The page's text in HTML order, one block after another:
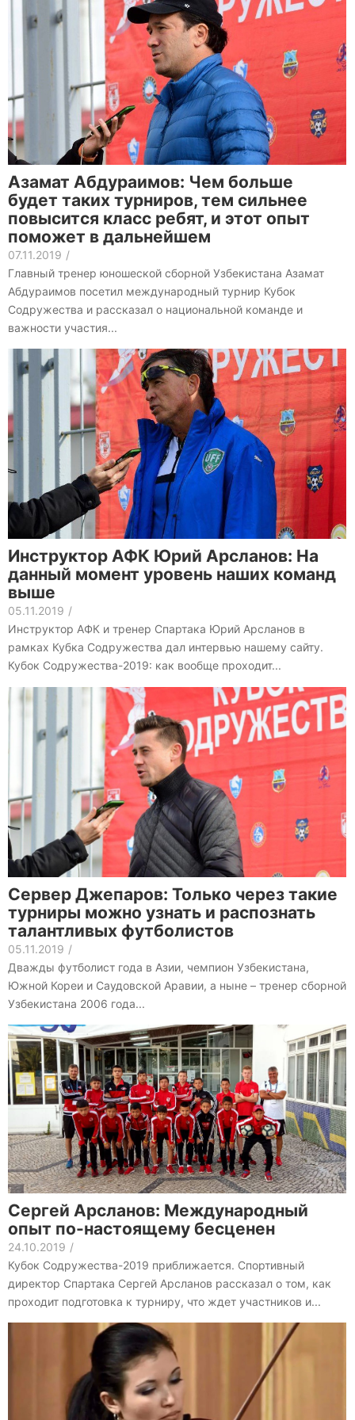
Азамат Абдураимов: Чем больше
будет таких турниров, тем сильнее
повысится класс ребят, и этот опыт
поможет в дальнейшем
07.11.2019 /
Главный тренер юношеской сборной Узбекистана Азамат
Абдураимов посетил международный турнир Кубок
Содружества и рассказал о национальной команде и
важности участия...
Инструктор АФК Юрий Арсланов: На
данный момент уровень наших команд
выше
05.11.2019 /
Инструктор АФК и тренер Спартака Юрий Арсланов в
рамках Кубка Содружества дал интервью нашему сайту.
Кубок Содружества-2019: как вообще проходит...
Сервер Джепаров: Только через такие
турниры можно узнать и распознать
талантливых футболистов
05.11.2019 /
Дважды футболист года в Азии, чемпион Узбекистана,
Южной Кореи и Саудовской Аравии, а ныне – тренер сборной
Узбекистана 2006 года...
Сергей Арсланов: Международный
опыт по-настоящему бесценен
24.10.2019 /
Кубок Содружества-2019 приближается. Спортивный
директор Спартака Сергей Арсланов рассказал о том, как
проходит подготовка к турниру, что ждет участников и...